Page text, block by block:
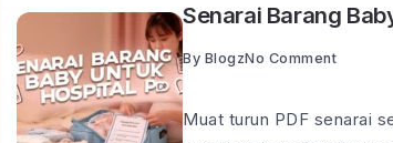
Senarai Barang
By BlogzNo Comment
Muat turun PDF senarai